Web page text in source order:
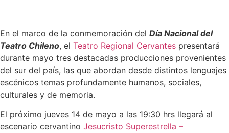
En el marco de la conmemoración del Día Nacional del
Teatro Chileno, el Teatro Regional Cervantes presentará
durante mayo tres destacadas producciones provenientes
del sur del país, las que abordan desde distintos lenguajes
escénicos temas profundamente humanos, sociales,
culturales y de memoria.
El próximo jueves 14 de mayo a las 19:30 hrs llegará al
escenario cervantino Jesucristo Superestrella –